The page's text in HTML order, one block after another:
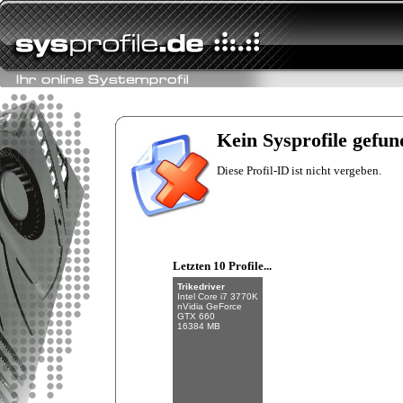
Kein Sysprofile
Diese Profil-ID ist nicht vergeben.
Letzten 10 Profile...
NVIDIA GeForce
32 GB (4 x 8 GB)
Trikedriver
Intel Core i7 3770K
nVidia GeForce
GTX 660
16384 MB